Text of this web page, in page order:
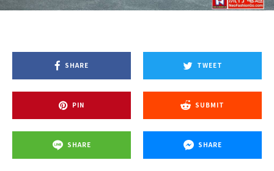
SHARE TWEET
PIN SUBMIT
SHARE SHARE